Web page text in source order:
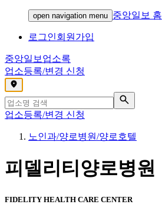
open navigation menu 중앙일보 홈
로그인회원가입
중앙일보 업소록
업소등록/변경 신청
,
업소등록/변경 신청
노인과/양로병원/양로호텔
피델리티양로병원
FIDELITY HEALTH CARE CENTER